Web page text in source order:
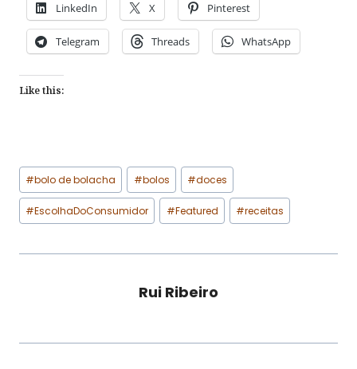
LinkedIn X Pinterest
Telegram Threads WhatsApp
Like this:
Post
Tags:
#bolo de bolacha #bolos #doces
#EscolhaDoConsumidor #Featured #receitas
Rui Ribeiro